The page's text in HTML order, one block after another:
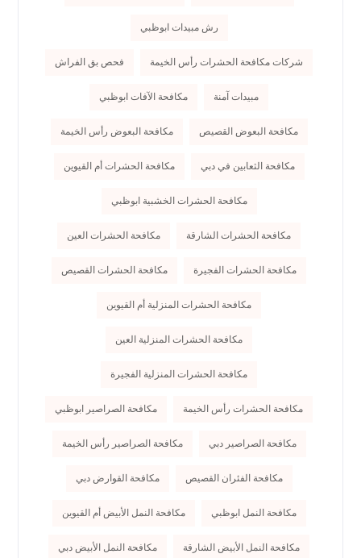
رش مبيدات ابوظبي
شركات مكافحة الحشرات رأس الخيمة فحص بق الفراش
مبيدات آمنة مكافحة الآفات ابوظبي
مكافحة البعوض القصيص مكافحة البعوض رأس الخيمة
مكافحة الثعابين في دبي مكافحة الحشرات أم القيوين
مكافحة الحشرات الخشبية ابوظبي
مكافحة الحشرات الشارقة مكافحة الحشرات العين
مكافحة الحشرات الفجيرة مكافحة الحشرات القصيص
مكافحة الحشرات المنزلية أم القيوين
مكافحة الحشرات المنزلية العين
مكافحة الحشرات المنزلية الفجيرة
مكافحة الحشرات رأس الخيمة مكافحة الصراصير ابوظبي
مكافحة الصراصير دبي مكافحة الصراصير رأس الخيمة
مكافحة الفئران القصيص مكافحة القوارض دبي
مكافحة النمل ابوظبي مكافحة النمل الأبيض أم القيوين
مكافحة النمل الأبيض الشارقة مكافحة النمل الأبيض دبي